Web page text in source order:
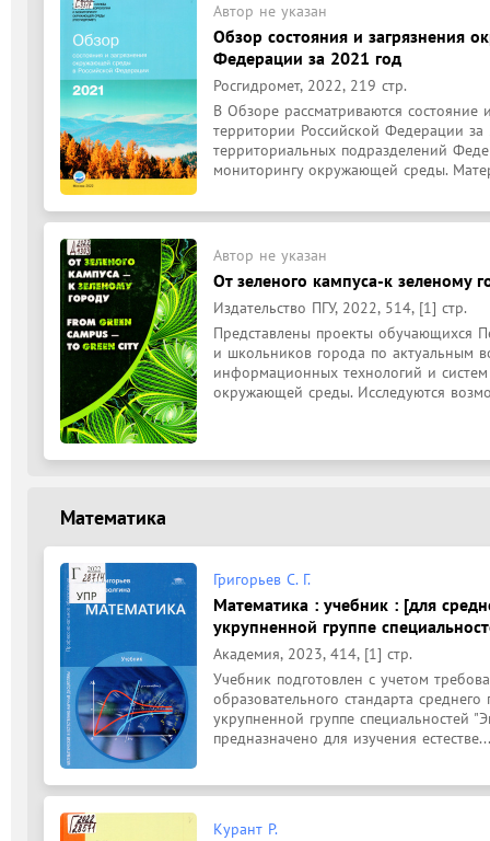
Автор не указан
Обзор состояния и загрязнения
Федерации за 2021 год
Росгидромет, 2022, 219 стр.
В Обзоре рассматриваются
территории Российской Федерации
территориальных подразделений
мониторингу окружающей среды.
Автор не указан
От зеленого кампуса-к зеленому
Издательство ПГУ, 2022, 514, [1] стр.
Представлены проекты обучающихся
и школьников города по актуальным
информационных технологий и
окружающей среды. Исследуются
Математика
Григорьев С. Г.
Математика : учебник : [для
укрупненной группе
Академия, 2023, 414, [1] стр.
Учебник подготовлен с учетом
образовательного стандарта
укрупненной группе специальностей
предназначено для изучения естестве...
Курант Р.